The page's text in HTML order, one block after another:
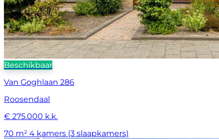
Beschikbaar
Van Goghlaan 286
Roosendaal
€ 275.000 k.k.
70 m² 4 kamers (3 slaapkamers)